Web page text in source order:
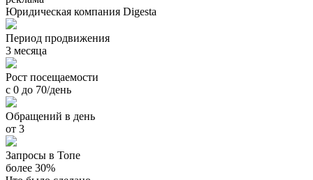
Юридическая компания Digesta
Период продвижения
3 месяца
Рост посещаемости
с 0 до 70/день
Обращений в день
от 3
Запросы в Топе
более 30%